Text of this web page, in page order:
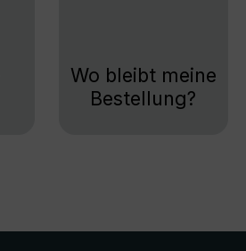
Wo bleibt meine
Bestellung?